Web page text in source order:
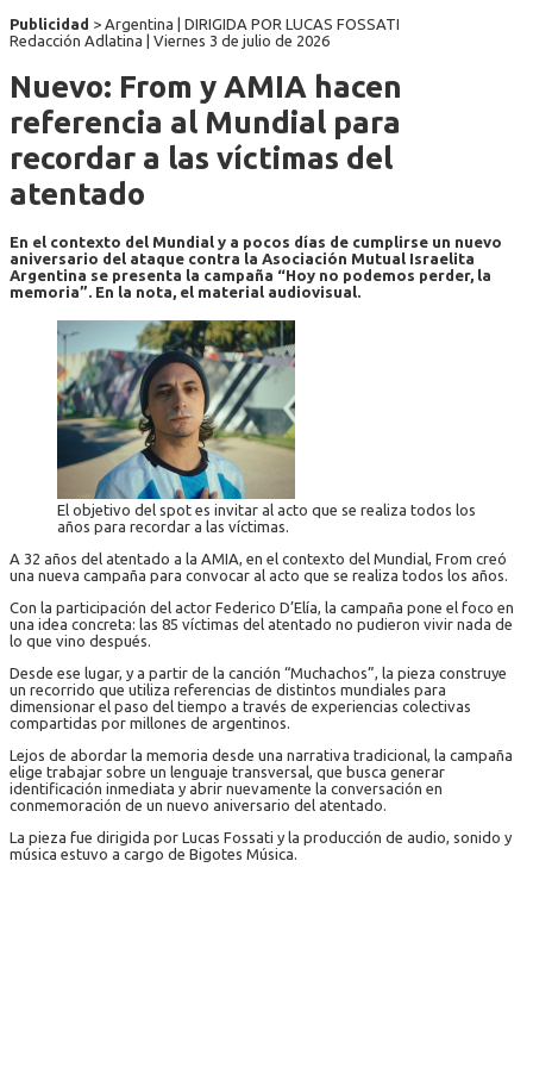
Publicidad > Argentina | DIRIGIDA POR LUCAS FOSSATI
Redacción Adlatina | Viernes 3 de julio de 2026
Nuevo: From y AMIA hacen
referencia al Mundial para
recordar a las víctimas del
atentado
En el contexto del Mundial y a pocos días de cumplirse un nuevo
aniversario del ataque contra la Asociación Mutual Israelita
Argentina se presenta la campaña “Hoy no podemos perder, la
memoria”. En la nota, el material audiovisual.
El objetivo del spot es invitar al acto que se realiza todos los
años para recordar a las víctimas.
A 32 años del atentado a la AMIA, en el contexto del Mundial, From creó
una nueva campaña para convocar al acto que se realiza todos los años.
Con la participación del actor Federico D’Elía, la campaña pone el foco en
una idea concreta: las 85 víctimas del atentado no pudieron vivir nada de
lo que vino después.
Desde ese lugar, y a partir de la canción “Muchachos”, la pieza construye
un recorrido que utiliza referencias de distintos mundiales para
dimensionar el paso del tiempo a través de experiencias colectivas
compartidas por millones de argentinos.
Lejos de abordar la memoria desde una narrativa tradicional, la campaña
elige trabajar sobre un lenguaje transversal, que busca generar
identificación inmediata y abrir nuevamente la conversación en
conmemoración de un nuevo aniversario del atentado.
La pieza fue dirigida por Lucas Fossati y la producción de audio, sonido y
música estuvo a cargo de Bigotes Música.